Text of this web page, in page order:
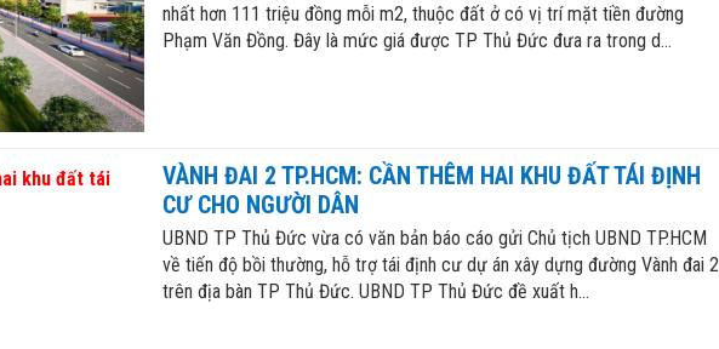
nhất hơn 111 triệu đồng mỗi m2, thuộc đất ở có vị trí mặt tiền đường
Phạm Văn Đồng. Đây là mức giá được TP Thủ Đức đưa ra trong d...
VÀNH ĐAI 2 TP.HCM: CẦN THÊM HAI KHU ĐẤT TÁI ĐỊNH
CƯ CHO NGƯỜI DÂN
UBND TP Thủ Đức vừa có văn bản báo cáo gửi Chủ tịch UBND TP.HCM
về tiến độ bồi thường, hỗ trợ tái định cư dự án xây dựng đường Vành đai 2
trên địa bàn TP Thủ Đức. UBND TP Thủ Đức đề xuất h...